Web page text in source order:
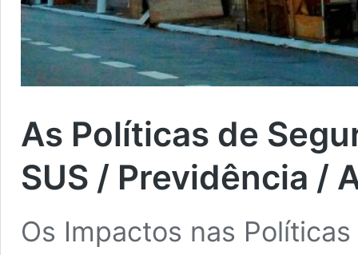
As Políticas de
SUS / Previdência /
Os Impactos nas